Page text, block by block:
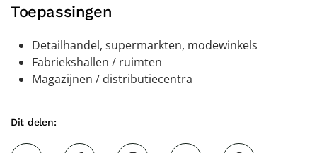
Toepassingen
Detailhandel, supermarkten, modewinkels
Fabriekshallen / ruimten
Magazijnen / distributiecentra
Dit delen: